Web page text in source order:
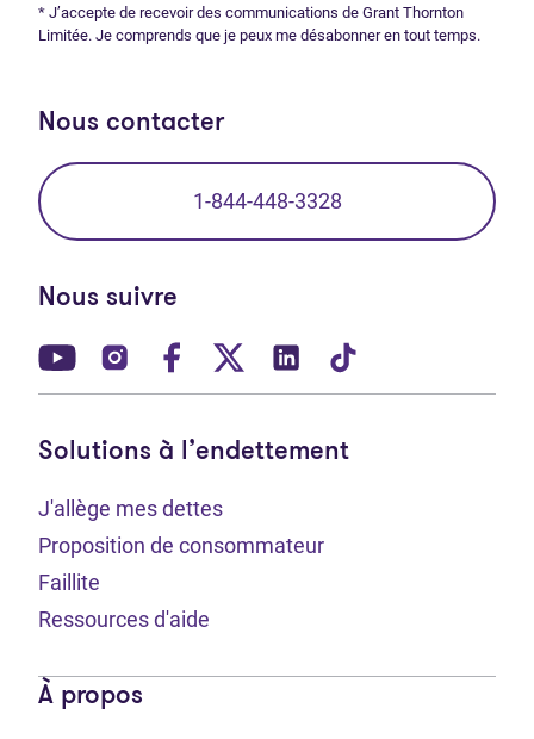
* J’accepte de recevoir des communications de Grant Thornton
Limitée. Je comprends que je peux me désabonner en tout temps.
Nous contacter
1-844-448-3328
Nous suivre
(Ouvre dans un nouvel onglet)
(Ouvre dans un nouvel onglet)
(Ouvre dans un nouvel onglet)
(Ouvre dans un nouvel
(Ouvre dans un
Solutions à l’endettement
J'allège mes dettes
Proposition de consommateur
Faillite
Ressources d'aide
À propos